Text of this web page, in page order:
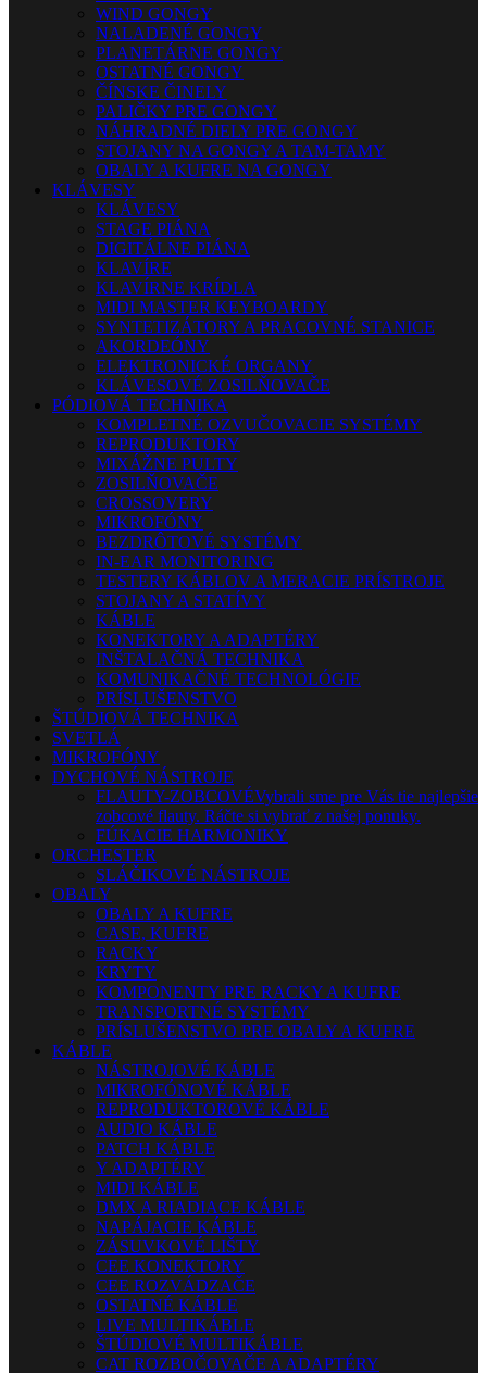
WIND GONGY
NALADENÉ GONGY
PLANETÁRNE GONGY
OSTATNÉ GONGY
ČÍNSKE ČINELY
PALIČKY PRE GONGY
NÁHRADNÉ DIELY PRE GONGY
STOJANY NA GONGY A TAM-TAMY
OBALY A KUFRE NA GONGY
KLÁVESY
KLÁVESY
STAGE PIÁNA
DIGITÁLNE PIÁNA
KLAVÍRE
KLAVÍRNE KRÍDLA
MIDI MASTER KEYBOARDY
SYNTETIZÁTORY A PRACOVNÉ STANICE
AKORDEÓNY
ELEKTRONICKÉ ORGANY
KLÁVESOVÉ ZOSILŇOVAČE
PÓDIOVÁ TECHNIKA
KOMPLETNÉ OZVUČOVACIE SYSTÉMY
REPRODUKTORY
MIXÁŽNE PULTY
ZOSILŇOVAČE
CROSSOVERY
MIKROFÓNY
BEZDRÔTOVÉ SYSTÉMY
IN-EAR MONITORING
TESTERY KÁBLOV A MERACIE PRÍSTROJE
STOJANY A STATÍVY
KÁBLE
KONEKTORY A ADAPTÉRY
INŠTALAČNÁ TECHNIKA
KOMUNIKAČNÉ TECHNOLÓGIE
PRÍSLUŠENSTVO
ŠTÚDIOVÁ TECHNIKA
SVETLÁ
MIKROFÓNY
DYCHOVÉ NÁSTROJE
FLAUTY-ZOBCOVÉVybrali sme pre Vás tie najlepšie
zobcové flauty. Ráčte si vybrať z našej ponuky.
FÚKACIE HARMONIKY
ORCHESTER
SLÁČIKOVÉ NÁSTROJE
OBALY
OBALY A KUFRE
CASE, KUFRE
RACKY
KRYTY
KOMPONENTY PRE RACKY A KUFRE
TRANSPORTNÉ SYSTÉMY
PRÍSLUŠENSTVO PRE OBALY A KUFRE
KÁBLE
NÁSTROJOVÉ KÁBLE
MIKROFÓNOVÉ KÁBLE
REPRODUKTOROVÉ KÁBLE
AUDIO KÁBLE
PATCH KÁBLE
Y ADAPTÉRY
MIDI KÁBLE
DMX A RIADIACE KÁBLE
NAPÁJACIE KÁBLE
ZÁSUVKOVÉ LIŠTY
CEE KONEKTORY
CEE ROZVÁDZAČE
OSTATNÉ KÁBLE
LIVE MULTIKÁBLE
ŠTÚDIOVÉ MULTIKÁBLE
CAT ROZBOČOVAČE A ADAPTÉRY